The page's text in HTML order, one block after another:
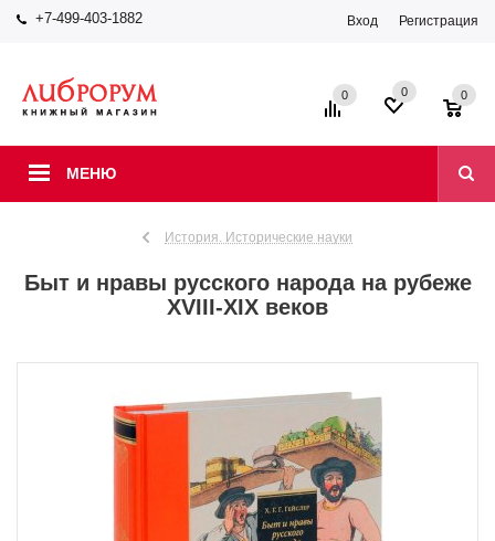
+7-499-403-1882 Вход Регистрация
МЕНЮ
0 0 0
История. Исторические науки
Быт и нравы русского народа на рубеже
XVIII-XIX веков